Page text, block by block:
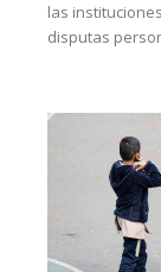
las
disputas